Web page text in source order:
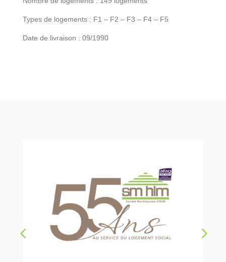
Types de logements : F1 – F2 – F3 – F4 – F5
Date de livraison : 09/1990